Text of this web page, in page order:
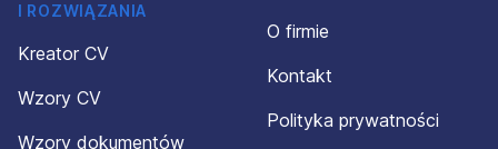
I ROZWIĄZANIA
Kreator CV
Wzory CV
Wzory dokumentów
O firmie
Kontakt
Polityka prywatności